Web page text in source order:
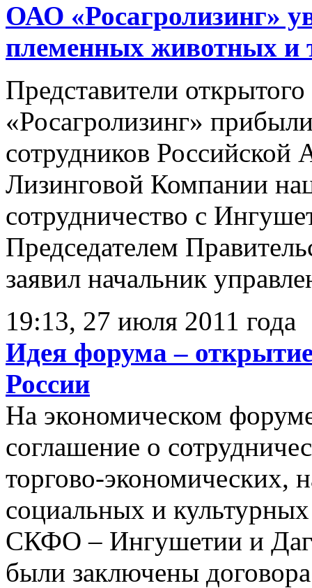
ОАО «Росагролизинг»
племенных животных и
Представители
«Росагролизинг»
сотрудников
Лизинговой Компании
сотрудничество с
Председателем
заявил начальник
19:13, 27 июля 2011 года
Идея форума –
России
На экономическом
соглашение о
торгово-экономических,
социальных и
СКФО – Ингушетии и
были заключены